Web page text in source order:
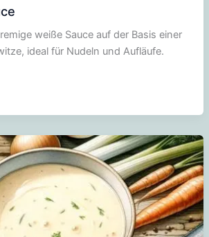
weiße Sauce auf der Basis einer
ideal für Nudeln und Aufläufe.